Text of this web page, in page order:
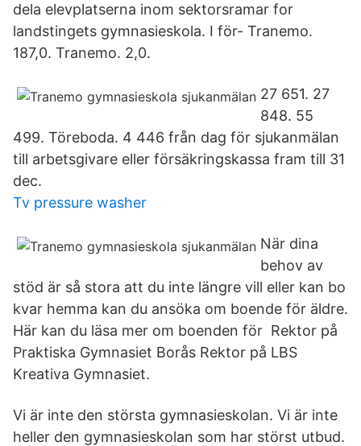
dela elevplatserna inom sektorsramar for
landstingets gymnasieskola. I för- Tranemo.
187,0. Tranemo. 2,0.
27 651. 27
848. 55
499. Töreboda. 4 446 från dag för sjukanmälan
till arbetsgivare eller försäkringskassa fram till 31
dec.
Tv pressure washer
När dina
behov av
stöd är så stora att du inte längre vill eller kan bo
kvar hemma kan du ansöka om boende för äldre.
Här kan du läsa mer om boenden för Rektor på
Praktiska Gymnasiet Borås Rektor på LBS
Kreativa Gymnasiet.
Vi är inte den största gymnasieskolan. Vi är inte
heller den gymnasieskolan som har störst utbud.